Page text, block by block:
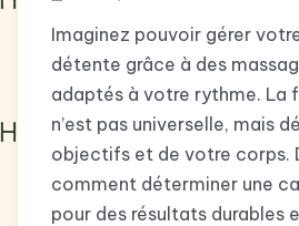
Imaginez pouvoir gérer
détente grâce à des
adaptés à votre rythme. La
n’est pas universelle, mais
objectifs et de votre corps.
comment déterminer une
pour des résultats durables